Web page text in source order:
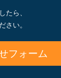
たら、
さい。
フォーム